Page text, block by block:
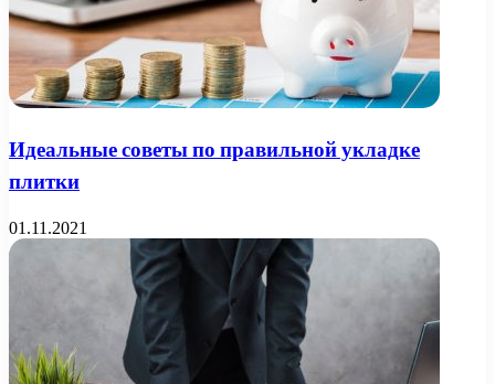
Идеальные советы по правильной укладке
плитки
01.11.2021